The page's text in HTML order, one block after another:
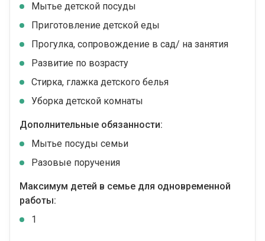
Мытье детской посуды
Приготовление детской еды
Прогулка, сопровождение в сад/ на занятия
Развитие по возрасту
Стирка, глажка детского белья
Уборка детской комнаты
Дополнительные обязанности:
Мытье посуды семьи
Разовые поручения
Максимум детей в семье для одновременной
работы:
1